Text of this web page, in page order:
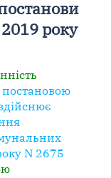
року
постановою
N 2675